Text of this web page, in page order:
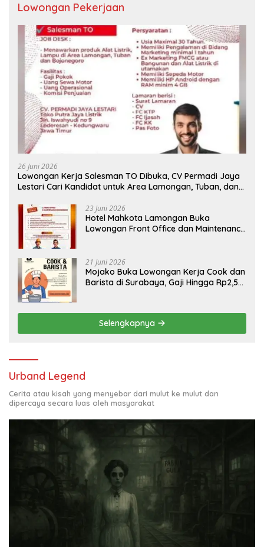
Lowongan Pekerjaan
26 Juni 2026
Lowongan Kerja Salesman TO Dibuka, CV Permadi Jaya
Lestari Cari Kandidat untuk Area Lamongan, Tuban, dan
23 Juni 2026
Hotel Mahkota Lamongan Buka
Lowongan Front Office dan Maintenance
21 Juni 2026
Mojako Buka Lowongan Kerja Cook dan
Barista di Surabaya, Gaji Hingga Rp2,5
Selengkapnya
Urband Legend
Cerita atau kisah yang menyebar dari mulut ke mulut dan
dipercaya secara luas oleh masyarakat